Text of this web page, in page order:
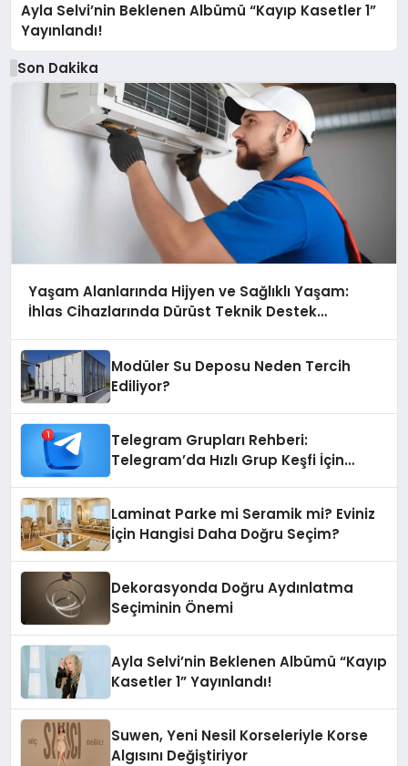
Ayla Selvi’nin Beklenen Albümü “Kayıp Kasetler 1”
Yayınlandı!
Son Dakika
Yaşam Alanlarında Hijyen ve Sağlıklı Yaşam:
İhlas Cihazlarında Dürüst Teknik Destek
Modüler Su Deposu Neden Tercih
Ediliyor?
Telegram Grupları Rehberi:
Telegram’da Hızlı Grup Keşfi İçin
Laminat Parke mi Seramik mi? Eviniz
İçin Hangisi Daha Doğru Seçim?
Dekorasyonda Doğru Aydınlatma
Seçiminin Önemi
Ayla Selvi’nin Beklenen Albümü “Kayıp
Kasetler 1” Yayınlandı!
Suwen, Yeni Nesil Korseleriyle Korse
Algısını Değiştiriyor